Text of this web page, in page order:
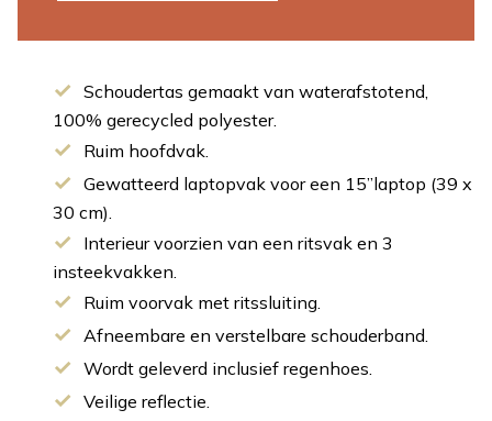
Schoudertas gemaakt van waterafstotend,
100% gerecycled polyester.
Ruim hoofdvak.
Gewatteerd laptopvak voor een 15”laptop (39 x
30 cm).
Interieur voorzien van een ritsvak en 3
insteekvakken.
Ruim voorvak met ritssluiting.
Afneembare en verstelbare schouderband.
Wordt geleverd inclusief regenhoes.
Veilige reflectie.